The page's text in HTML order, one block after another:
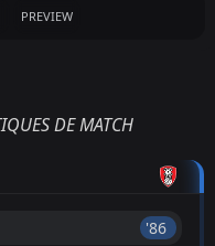
PREVIEW
DE MATCH
'86 ︎